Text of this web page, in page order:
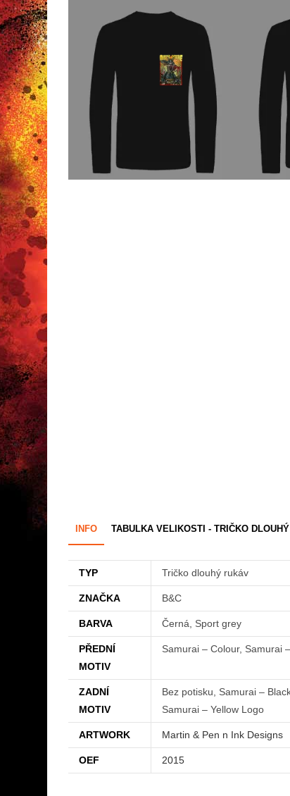
INFO TABULKA VELIKOSTI - TRIČKO
TYP Tričko dlouhý rukáv
ZNAČKA B&C
BARVA Černá, Sport grey
PŘEDNÍ
MOTIV
Samurai – Colour, Samurai
ZADNÍ
MOTIV
Bez potisku, Samurai –
Samurai – Yellow Logo
ARTWORK Martin & Pen n Ink Designs
OEF 2015